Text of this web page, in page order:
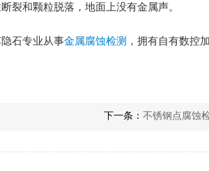
裂和颗粒脱落，地面上没有金属声。
石专业从事金属腐蚀检测 ，拥有自有数控
下一条： 不锈钢点腐蚀